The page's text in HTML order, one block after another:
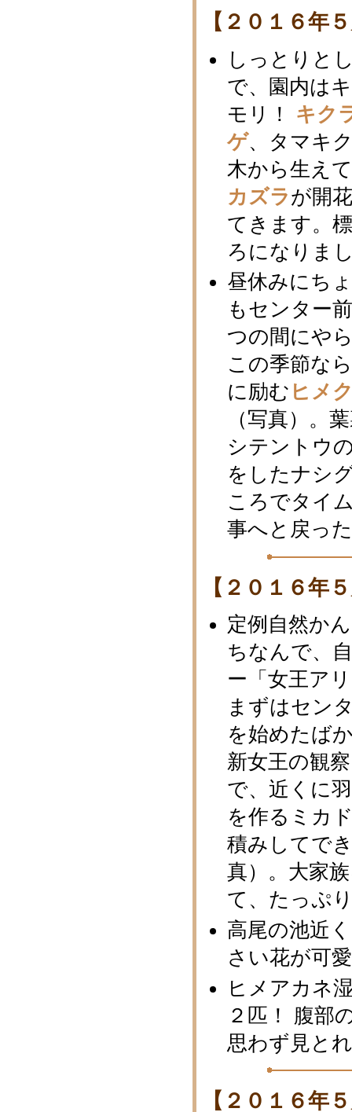
【２０１６年
しっとりと
で、園内は
モリ！ キク
ゲ、タマキ
木から生え
カズラが開
てきます。
ろになりま
昼休みにち
もセンター
つの間にや
この季節な
に励む ヒメ
（写真）。
シテントウ
をしたナシ
ころでタイ
事へと戻っ
【２０１６年
定例自然か
ちなんで、
ー「女王ア
まずはセン
を始めたば
新女王の観
で、近くに
を作るミカ
積みしてで
真）。大家
て、たっぷ
高尾の池近
さい花が可
ヒメアカネ
２匹！ 腹部
思わず見と
【２０１６年